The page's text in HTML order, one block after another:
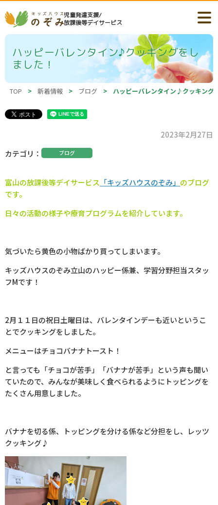
児童発達支援/
放課後等デイサービス
ハッピーバレンタイン♪クッキングをし
ました！
TOP > 新着情報 > ブログ > ハッピーバレンタイン♪クッキング
2023年2月27日
カテゴリ
ブログ
富山の放課後等デイサービス 「キッズハウスのぞみ」 のブログ
です。
日々の活動の様子や療育プログラムを紹介しています。
気づいたら黄色の小物ばかり買ってしまいます。
キッズハウスのぞみ立山のハッピー係兼、学習分野担当スタッ
フMです！
2月１１日の祝日土曜日は、バレンタインデーも近いというこ
とでクッキングをしました。
メニューはチョコバナナトースト！
と言っても「チョコが苦手」「バナナが苦手」という声も聞い
ていたので、みんなが美味しく食べられるようにトッピングを
たくさん用意しました。
バナナを切る係、トッピングを分ける係など分担をし、レッツ
クッキング♪